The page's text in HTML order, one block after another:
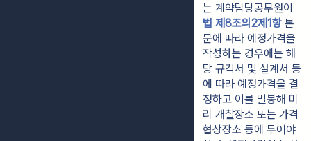
법 제8조의2제1항 본
문에 따라 예정가격을
작성하는 경우에는 해
당 규격서 및 설계서 등
에 따라 예정가격을 결
정하고 이를 밀봉해 미
리 개찰장소 또는 가격
협상장소 등에 두어야